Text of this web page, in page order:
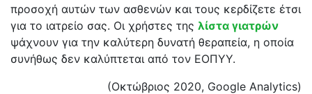
προσοχή αυτών των ασθενών και τους κερδίζετε έτσι
για το ιατρείο σας. Οι χρήστες της λίστα γιατρών
ψάχνουν για την καλύτερη δυνατή θεραπεία, η οποία
συνήθως δεν καλύπτεται από τον ΕΟΠΥΥ.
(Οκτώβριος 2020, Google Analytics)